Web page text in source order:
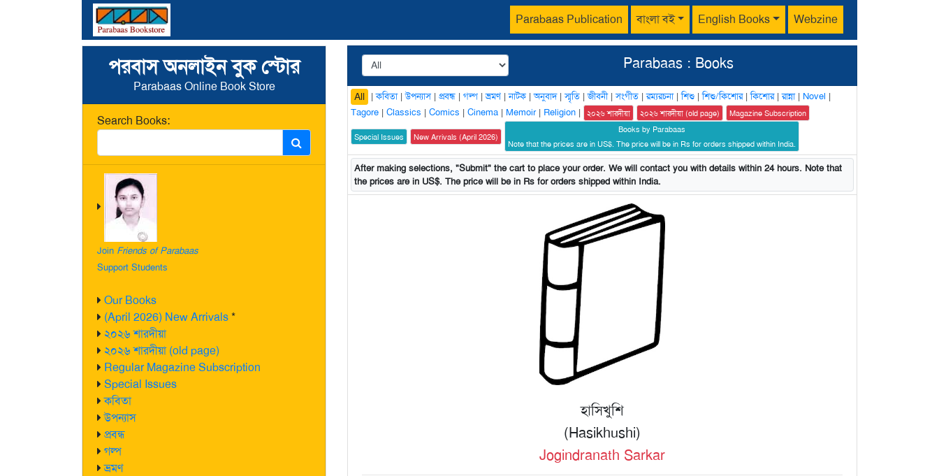
Parabaas Publication বাংলা বই English Books Webzine
পরবাস অনলাইন বুক স্টোর
Parabaas Online Book Store
Search Books:
Join Friends of Parabaas
Support Students
Our Books
(April 2026) New Arrivals*
২০২৬ শারদীয়া
২০২৬ শারদীয়া (old page)
Regular Magazine Subscription
Special Issues
কবিতা
উপন্যাস
প্রবন্ধ
গল্প
ভ্রমণ
Parabaas : Books
All |কবিতা|উপন্যাস| প্রবন্ধ | গল্প |ভ্রমণ|নাটক |অনুবাদ|স্মৃতি |জীবনী|সংগীত |রম্যরচনা|শিশু |শিশু/কিশোর|কিশোর|রান্না| Novel |
Tagore | Classics | Comics | Cinema | Memoir| Religion | ২০২৬ শারদীয়া ২০২৬ শারদীয়া (old page) Magazine Subscription
Special Issues New Arrivals (April 2026)
Books by Parabaas
Note that the prices are in US$. The price will be in Rs for orders shipped within India.
After making selections, "Submit" the cart to place your order. We will contact you with details within 24 hours. Note that
the prices are in US$. The price will be in Rs for orders shipped within India.
হাসিখুশি
(Hasikhushi)
Jogindranath Sarkar